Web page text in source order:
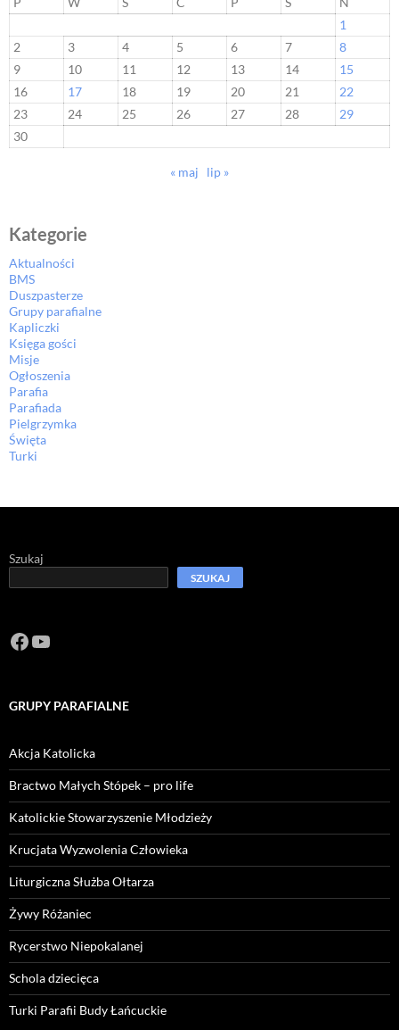
1
2
3 4 5 6 7
8
9
10 11 12 13 14
15
16
17 18 19 20 21
22
23
24 25 26 27 28
29
30
« maj lip »
Kategorie
Aktualności
BMS
Duszpasterze
Grupy parafialne
Kapliczki
Księga gości
Misje
Ogłoszenia
Parafia
Parafiada
Pielgrzymka
Święta
Turki
Szukaj
SZUKAJ
Facebook
https://www.youtube.com/channel/
GRUPY PARAFIALNE
Akcja Katolicka
Bractwo Małych Stópek – pro life
Katolickie Stowarzyszenie Młodzieży
Krucjata Wyzwolenia Człowieka
Liturgiczna Służba Ołtarza
Żywy Różaniec
Rycerstwo Niepokalanej
Schola dziecięca
Turki Parafii Budy Łańcuckie